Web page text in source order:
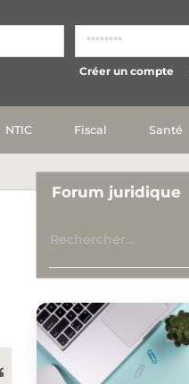
Créer un compte
NTIC Fiscal Santé
Forum juridique